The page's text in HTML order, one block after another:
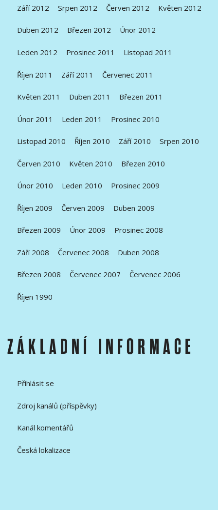
Září 2012 Srpen 2012 Červen 2012 Květen 2012
Duben 2012 Březen 2012 Únor 2012
Leden 2012 Prosinec 2011 Listopad 2011
Říjen 2011 Září 2011 Červenec 2011
Květen 2011 Duben 2011 Březen 2011
Únor 2011 Leden 2011 Prosinec 2010
Listopad 2010 Říjen 2010 Září 2010 Srpen 2010
Červen 2010 Květen 2010 Březen 2010
Únor 2010 Leden 2010 Prosinec 2009
Říjen 2009 Červen 2009 Duben 2009
Březen 2009 Únor 2009 Prosinec 2008
Září 2008 Červenec 2008 Duben 2008
Březen 2008 Červenec 2007 Červenec 2006
Říjen 1990
ZÁKLADNÍ INFORMACE
Přihlásit se
Zdroj kanálů (příspěvky)
Kanál komentářů
Česká lokalizace